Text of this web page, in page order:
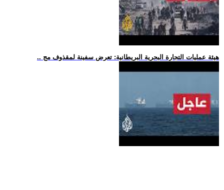
.. هيئة عمليات التجارة البحرية البريطانية: تعرض سفينة لمقذوف مج